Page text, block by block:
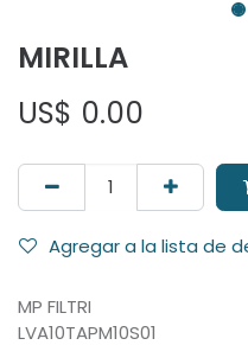
MIRILLA
US$ 0.00
Agregar a la lista de
MP FILTRI
LVA10TAPM10S01